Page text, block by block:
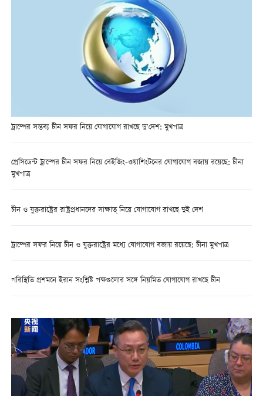
ট্রাম্পের সম্ভব্য চীন সফর নিয়ে যোগাযোগ রাখছে দু’দেশ: মুখপাত্র
প্রেসিডেন্ট ট্রাম্পের চীন সফর নিয়ে বেইজিং-ওয়াশিংটনের যোগাযোগ বজায় রয়েছে: চীনা
মুখপাত্র
চীন ও যুক্তরাষ্ট্রের রাষ্ট্রপ্রধানদের সাক্ষাত্ নিয়ে যোগাযোগ রাখছে দুই দেশ
ট্রাম্পের সফর নিয়ে চীন ও যুক্তরাষ্ট্রের মধ্যে যোগাযোগ বজায় রয়েছে: চীনা মুখপাত্র
পরিস্থিতি প্রশমনে ইরান সংশ্লিষ্ট পক্ষগুলোর সঙ্গে নিয়মিত যোগাযোগ রাখছে চীন